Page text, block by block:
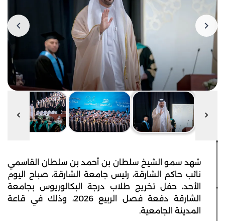
شهد سمو الشيخ سلطان بن أحمد بن سلطان القاسمي
نائب حاكم الشارقة، رئيس جامعة الشارقة، صباح اليوم
الأحد، حفل تخريج طلاب درجة البكالوريوس بجامعة
الشارقة دفعة فصل الربيع 2026، وذلك في قاعة
المدينة الجامعية.